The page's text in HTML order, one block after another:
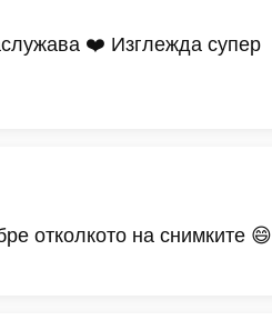
❤️ Изглежда супер
отколкото на снимките 😄